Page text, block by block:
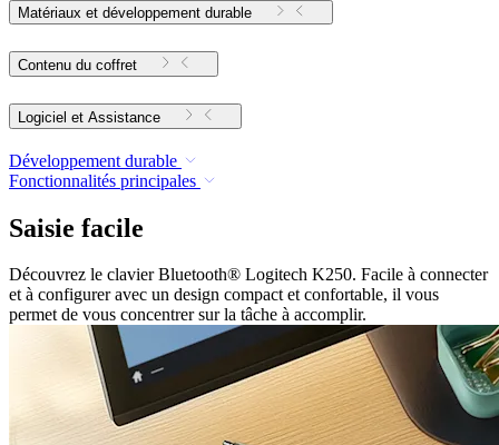
Matériaux et développement durable
Contenu du coffret
Logiciel et Assistance
Développement durable
Fonctionnalités principales
Saisie facile
Découvrez le clavier Bluetooth® Logitech K250. Facile à connecter
et à configurer avec un design compact et confortable, il vous
permet de vous concentrer sur la tâche à accomplir.